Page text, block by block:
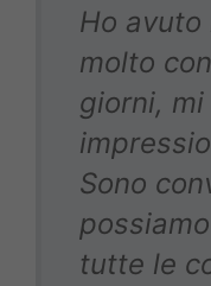
Ho
molto
giorni, mi
Sono
tutte le